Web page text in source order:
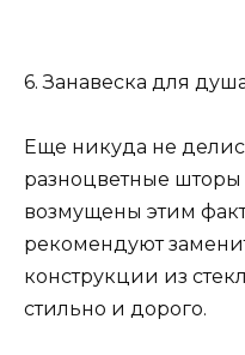
6. Занавеска для
Еще никуда не
разноцветные
возмущены этим
рекомендуют
конструкции из
стильно и дорого.